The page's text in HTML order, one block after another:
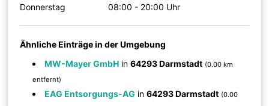
Donnerstag
08:00 - 20:00 Uhr
Ähnliche Einträge in der Umgebung
MW-Mayer GmbH in64293 Darmstadt (0.00 km
entfernt)
EAG Entsorgungs-AG in64293 Darmstadt (0.00